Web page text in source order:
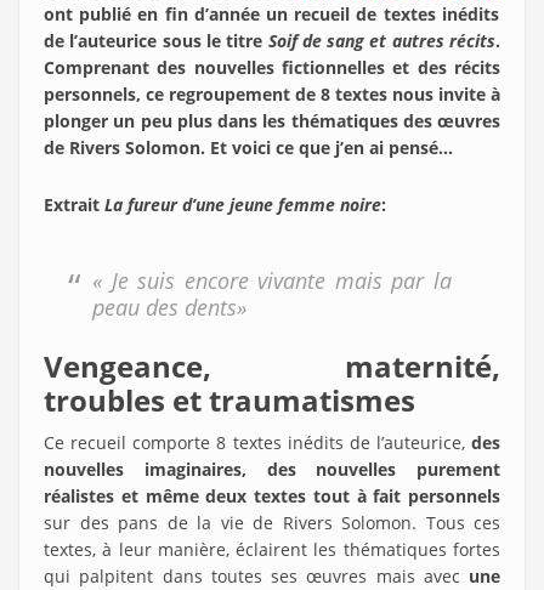
ont publié en fin d’année un recueil de textes inédits
de l’auteurice sous le titre Soif de sang et autres récits.
Comprenant des nouvelles fictionnelles et des récits
personnels, ce regroupement de 8 textes nous invite à
plonger un peu plus dans les thématiques des œuvres
de Rivers Solomon. Et voici ce que j’en ai pensé…
Extrait La fureur d’une jeune femme noire:
« Je suis encore vivante mais par la
peau des dents»
Vengeance, maternité,
troubles et traumatismes
Ce recueil comporte 8 textes inédits de l’auteurice, des
nouvelles imaginaires, des
nouvelles purement
réalistes et même deux textes tout à fait personnels
sur des pans de la vie de Rivers Solomon. Tous ces
textes, à leur manière, éclairent les thématiques fortes
qui palpitent dans toutes ses œuvres mais avec une